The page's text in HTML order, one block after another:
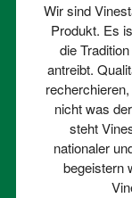
Wir sind
Produkt. Es
die
antreibt.
nicht was
steht
nationaler
begeistern